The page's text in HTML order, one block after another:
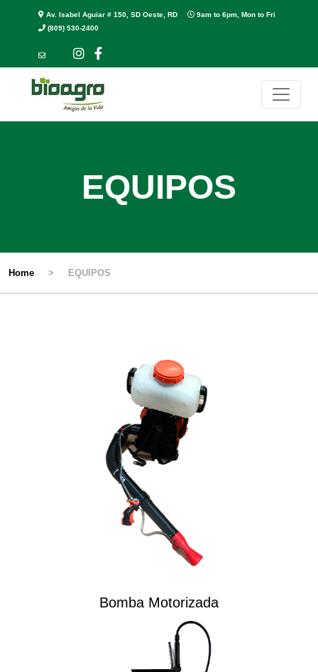
Av. Isabel Aguiar # 150, SD Oeste, RD
9am to 6pm, Mon to Fri
(809) 530-2400
EQUIPOS
Home > EQUIPOS
Bomba Motorizada